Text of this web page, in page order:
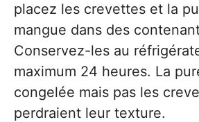
placez les crevettes et la
mangue dans des
Conservez-les au
maximum 24 heures. La
congelée mais pas les
perdraient leur texture.